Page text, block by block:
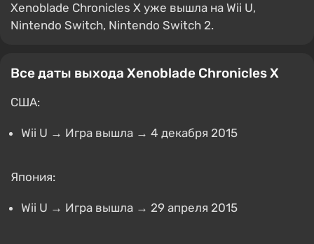
Xenoblade Chronicles X уже вышла на Wii U,
Nintendo Switch, Nintendo Switch 2.
Все даты выхода Xenoblade Chronicles X
США:
Wii U → Игра вышла → 4 декабря 2015
Япония:
Wii U → Игра вышла → 29 апреля 2015